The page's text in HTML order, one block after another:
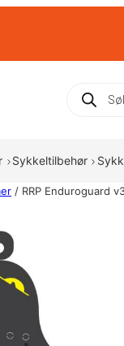
Products
search
Sykkeltilbehør
/ RRP Enduroguard